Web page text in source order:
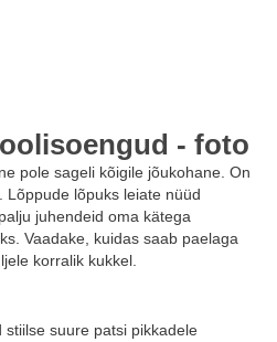
- foto
pole sageli kõigile jõukohane. On
Lõppude lõpuks leiate nüüd
juhendeid oma kätega
Vaadake, kuidas saab paelaga
korralik kukkel.
suure patsi pikkadele